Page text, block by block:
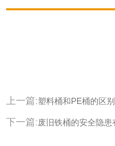
上一篇:塑料桶和PE桶的区别
下一篇:废旧铁桶的安全隐患